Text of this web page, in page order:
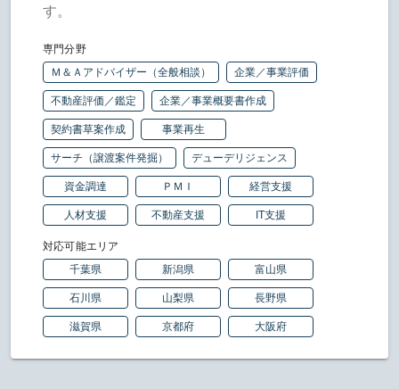
す。
専門分野
Ｍ＆Ａアドバイザー（全般相談）
企業／事業評価
不動産評価／鑑定 企業／事業概要書作成
契約書草案作成 事業再生
サーチ（譲渡案件発掘） デューデリジェンス
資金調達 ＰＭＩ 経営支援
人材支援 不動産支援 IT支援
対応可能エリア
千葉県
新潟県 富山県
石川県 山梨県 長野県
滋賀県 京都府 大阪府